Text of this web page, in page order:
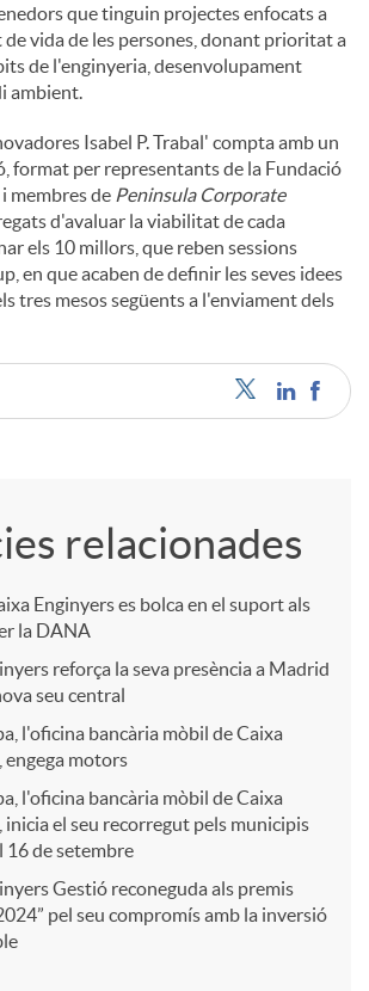
que tinguin projectes enfocats a
vida de les persones, donant prioritat a
de l'enginyeria, desenvolupament
ambient.
Isabel P. Trabal' compta amb un
format per representants de la Fundació
membres de Peninsula Corporate
d'avaluar la viabilitat de cada
els 10 millors, que reben sessions
en que acaben de definir les seves idees
tres mesos següents a l'enviament dels
relacionades
Enginyers es bolca en el suport als
la DANA
reforça la seva presència a Madrid
seu central
l'oficina bancària mòbil de Caixa
engega motors
l'oficina bancària mòbil de Caixa
inicia el seu recorregut pels municipis
16 de setembre
Gestió reconeguda als premis
pel seu compromís amb la inversió